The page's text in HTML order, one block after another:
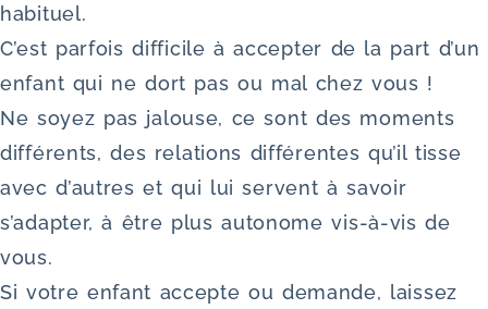
habituel.
C’est parfois difficile à accepter de la part d’un
enfant qui ne dort pas ou mal chez vous !
Ne soyez pas jalouse, ce sont des moments
différents, des relations différentes qu’il tisse
avec d’autres et qui lui servent à savoir
s’adapter, à être plus autonome vis-à-vis de
vous.
Si votre enfant accepte ou demande, laissez